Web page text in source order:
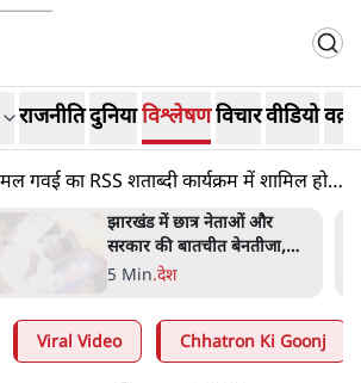
राजनीतिदुनियाविश्लेषणविचारवीडियो
गवई का RSS शताब्दी कार्यक्रम में शामिल होने
क्यों?
झारखंड में छात्र नेताओं और
सरकार की बातचीत बेनतीजा,
आंदोलन जारी
5 Min.देश
Viral Video Chhatron Ki Goonj